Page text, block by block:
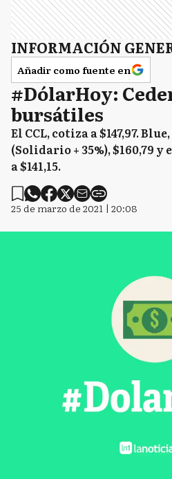
INFORMACIÓN
Añadir como fuente en
#DólarHoy:
bursátiles
El CCL, cotiza a $147,97.
(Solidario + 35%), $160,79 y
a $141,15.
25 de marzo de 2021 | 20:08